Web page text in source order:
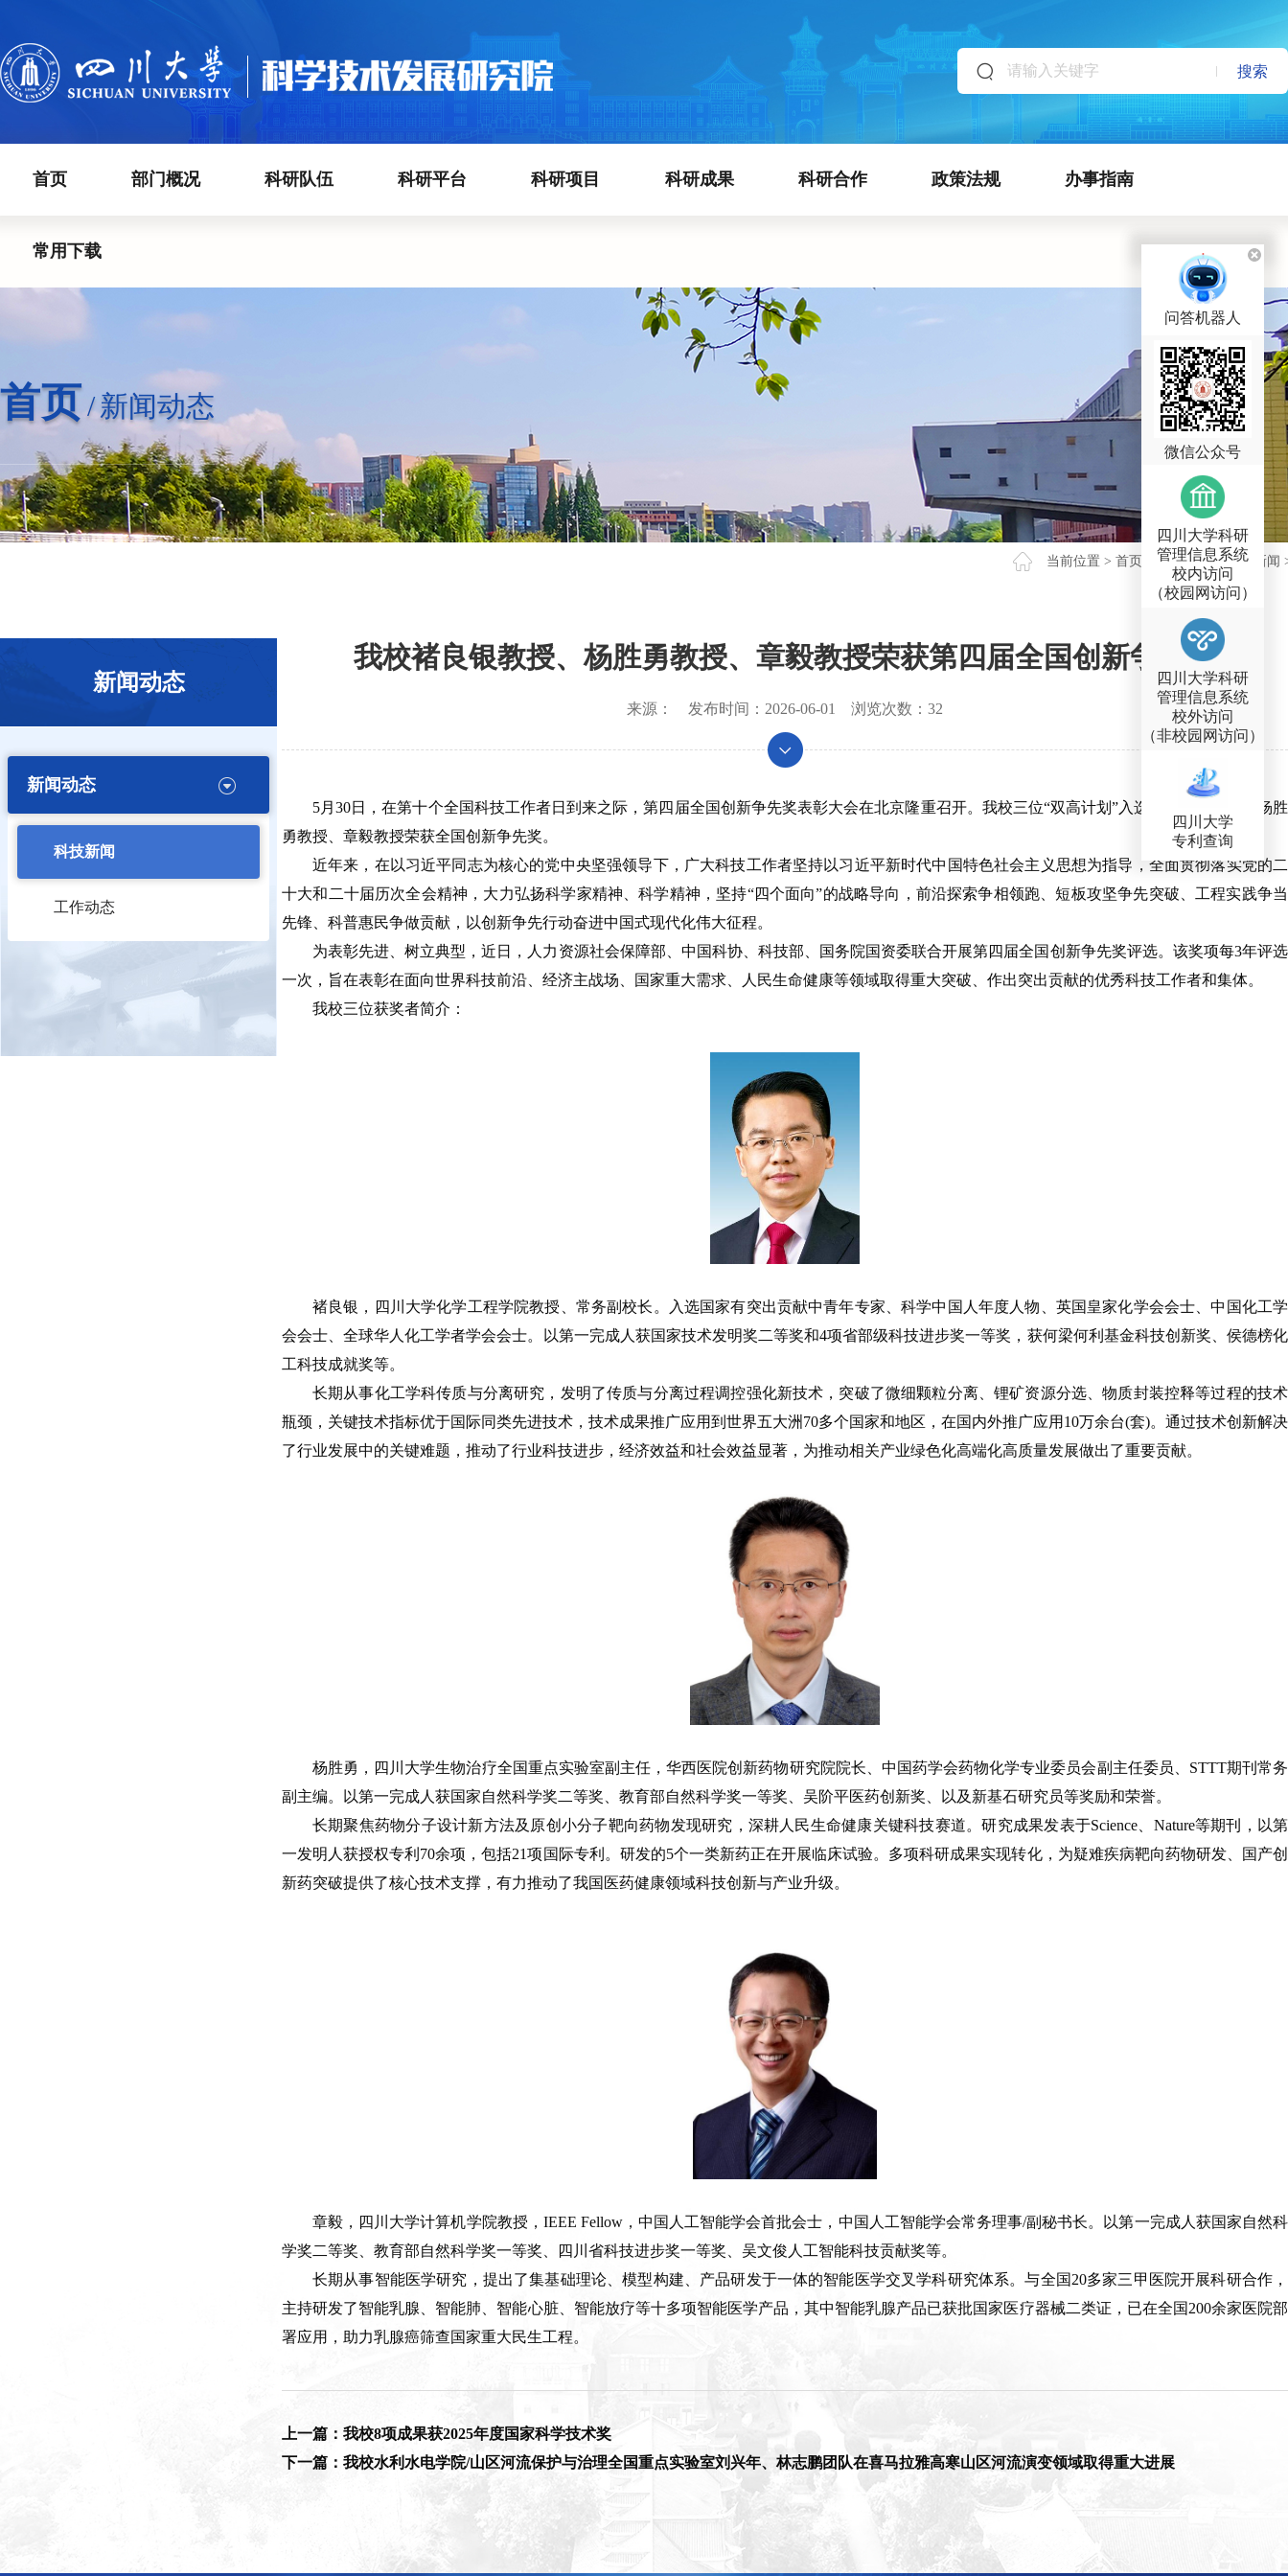
搜索
首页 部门概况 科研队伍 科研平台 科研项目 科研成果 科研合作 政策法规 办事指南
常用下载
首页/新闻动态
当前位置 > 首页 新闻动态>科技新闻
新闻动态
新闻动态
科技新闻
工作动态
我校褚良银教授、杨胜勇教授、章毅教授荣获第四届全国创新争先奖
来源： 发布时间： 2026-06-01 浏览次数： 32
5月30日，在第十个全国科技工作者日到来之际，第四届全国创新争先奖表彰大会在北京隆重召开。我校三位“双高计划”入选者褚良银教授、杨胜
勇教授、章毅教授荣获全国创新争先奖。
近年来，在以习近平同志为核心的党中央坚强领导下，广大科技工作者坚持以习近平新时代中国特色社会主义思想为指导，全面贯彻落实党的二
十大和二十届历次全会精神，大力弘扬科学家精神、科学精神，坚持“四个面向”的战略导向，前沿探索争相领跑、短板攻坚争先突破、工程实践争当
先锋、科普惠民争做贡献，以创新争先行动奋进中国式现代化伟大征程。
为表彰先进、树立典型，近日，人力资源社会保障部、中国科协、科技部、国务院国资委联合开展第四届全国创新争先奖评选。该奖项每3年评选
一次，旨在表彰在面向世界科技前沿、经济主战场、国家重大需求、人民生命健康等领域取得重大突破、作出突出贡献的优秀科技工作者和集体。
我校三位获奖者简介：
褚良银，四川大学化学工程学院教授、常务副校长。入选国家有突出贡献中青年专家、科学中国人年度人物、英国皇家化学会会士、中国化工学
会会士、全球华人化工学者学会会士。以第一完成人获国家技术发明奖二等奖和4项省部级科技进步奖一等奖，获何梁何利基金科技创新奖、侯德榜化
工科技成就奖等。
长期从事化工学科传质与分离研究，发明了传质与分离过程调控强化新技术，突破了微细颗粒分离、锂矿资源分选、物质封装控释等过程的技术
瓶颈，关键技术指标优于国际同类先进技术，技术成果推广应用到世界五大洲70多个国家和地区，在国内外推广应用10万余台(套)。通过技术创新解决
了行业发展中的关键难题，推动了行业科技进步，经济效益和社会效益显著，为推动相关产业绿色化高端化高质量发展做出了重要贡献。
杨胜勇，四川大学生物治疗全国重点实验室副主任，华西医院创新药物研究院院长、中国药学会药物化学专业委员会副主任委员、STTT期刊常务
副主编。以第一完成人获国家自然科学奖二等奖、教育部自然科学奖一等奖、吴阶平医药创新奖、以及新基石研究员等奖励和荣誉。
长期聚焦药物分子设计新方法及原创小分子靶向药物发现研究，深耕人民生命健康关键科技赛道。研究成果发表于Science、Nature等期刊，以第
一发明人获授权专利70余项，包括21项国际专利。研发的5个一类新药正在开展临床试验。多项科研成果实现转化，为疑难疾病靶向药物研发、国产创
新药突破提供了核心技术支撑，有力推动了我国医药健康领域科技创新与产业升级。
章毅，四川大学计算机学院教授，IEEE Fellow，中国人工智能学会首批会士，中国人工智能学会常务理事/副秘书长。以第一完成人获国家自然科
学奖二等奖、教育部自然科学奖一等奖、四川省科技进步奖一等奖、吴文俊人工智能科技贡献奖等。
长期从事智能医学研究，提出了集基础理论、模型构建、产品研发于一体的智能医学交叉学科研究体系。与全国20多家三甲医院开展科研合作，
主持研发了智能乳腺、智能肺、智能心脏、智能放疗等十多项智能医学产品，其中智能乳腺产品已获批国家医疗器械二类证，已在全国200余家医院部
署应用，助力乳腺癌筛查国家重大民生工程。
上一篇：我校8项成果获2025年度国家科学技术奖
下一篇：我校水利水电学院/山区河流保护与治理全国重点实验室刘兴年、林志鹏团队在喜马拉雅高寒山区河流演变领域取得重大进展
问答机器人
微信公众号
四川大学科研
管理信息系统
校内访问
（校园网访问）
四川大学科研
管理信息系统
校外访问
（非校园网访问）
四川大学
专利查询